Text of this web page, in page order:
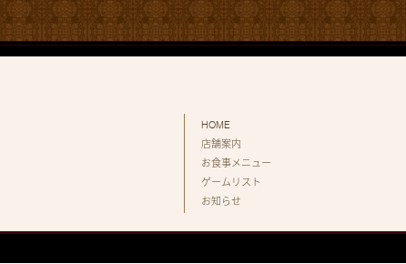
HOME
店舗案内
お食事メニュー
ゲームリスト
お知らせ